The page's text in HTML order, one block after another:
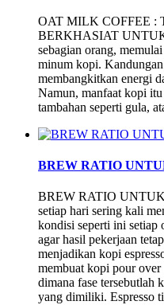
OAT MILK COFFEE :
BERKHASIAT
sebagian orang,
minum kopi.
membangkitkan energi
Namun, manfaat kopi
tambahan seperti gula,
BREW RATIO
BREW RATIO UNTUK
setiap hari sering kali
kondisi seperti ini setiap
agar hasil pekerjaan
menjadikan kopi
membuat kopi pour over
dimana fase tersebutlah
yang dimiliki. Espresso